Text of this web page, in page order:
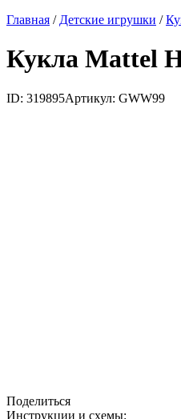
Главная / Детские игрушки /
Кукла Mattel
ID: 319895Артикул: GWW99
Поделиться
Инструкции и схемы: